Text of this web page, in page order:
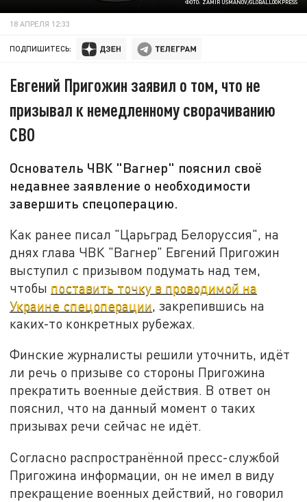
ФОТО: ZAMIR USMANOV/GLOBALLOOKPRESS
18 АПРЕЛЯ 12:33
ПОДПИШИТЕСЬ:
Евгений Пригожин заявил о том, что не
призывал к немедленному сворачиванию
СВО
Основатель ЧВК "Вагнер" пояснил своё
недавнее заявление о необходимости
завершить спецоперацию.
Как ранее писал "Царьград Белоруссия", на
днях глава ЧВК "Вагнер" Евгений Пригожин
выступил с призывом подумать над тем,
чтобы поставить точку в проводимой на
Украине спецоперации, закрепившись на
каких-то конкретных рубежах.
Финские журналисты решили уточнить, идёт
ли речь о призыве со стороны Пригожина
прекратить военные действия. В ответ он
пояснил, что на данный момент о таких
призывах речи сейчас не идёт.
Согласно распространённой пресс-службой
Пригожина информации, он не имел в виду
прекращение военных действий, но говорил